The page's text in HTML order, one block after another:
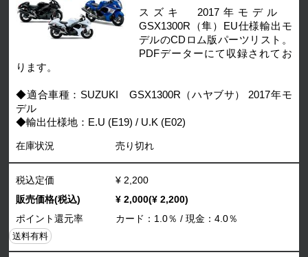
スズキ 2017年モデル
GSX1300R（隼）EU仕様輸出モ
デルのCDロム版パーツリスト。
PDFデーターにて収録されてお
ります。
◆適合車種：SUZUKI GSX1300R（ハヤブサ） 2017年モ
デル
◆輸出仕様地：E.U (E19) / U.K (E02)
在庫状況 売り切れ
税込定価
¥ 2,200
販売価格(税込)
¥ 2,000(¥ 2,200)
ポイント還元率
カード：1.0％ / 現金：4.0％
送料有料